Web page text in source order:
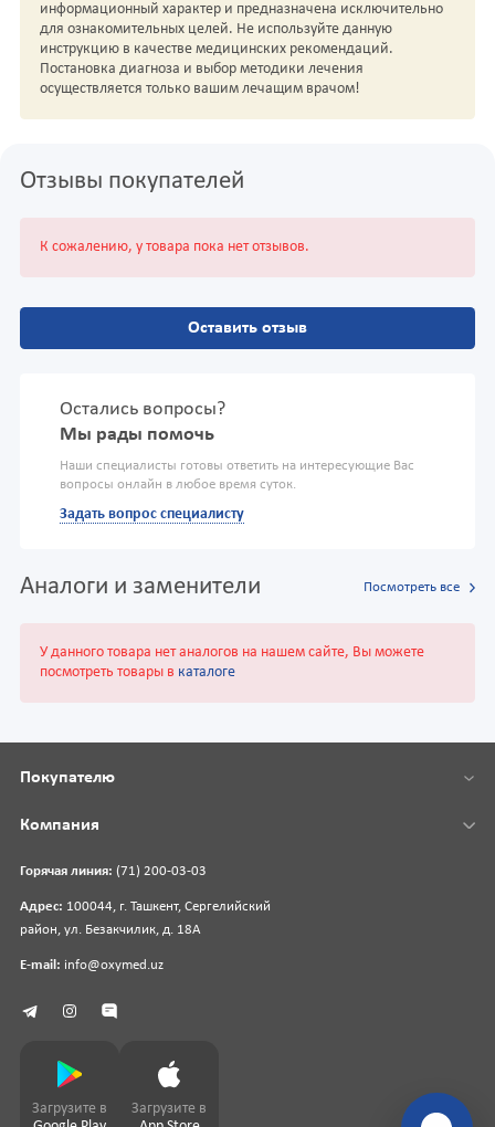
информационный характер и предназначена исключительно
для ознакомительных целей. Не используйте данную
инструкцию в качестве медицинских рекомендаций.
Постановка диагноза и выбор методики лечения
осуществляется только вашим лечащим врачом!
Отзывы покупателей
К сожалению, у товара пока нет отзывов.
Оставить отзыв
Остались вопросы?
Мы рады помочь
Наши специалисты готовы ответить на интересующие Вас
вопросы онлайн в любое время суток.
Задать вопрос специалисту
Аналоги и заменители Посмотреть все
У данного товара нет аналогов на нашем сайте, Вы можете
посмотреть товары в каталоге
Горячая линия: (71) 200-03-03
Адрес: 100044, г. Ташкент, Сергелийский
район, ул. Безакчилик, д. 18А
E-mail: info@oxymed.uz
Покупателю
Компания
Загрузите в
Загрузите в